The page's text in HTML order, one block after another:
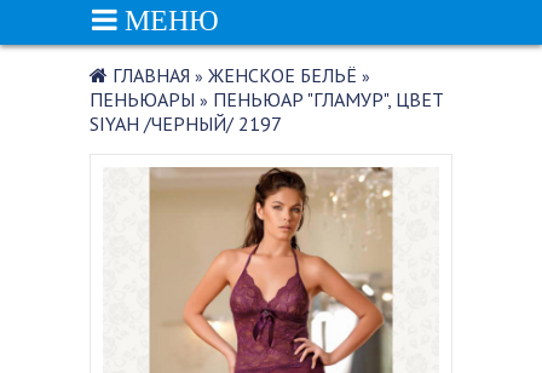
МЕНЮ
ГЛАВНАЯ » ЖЕНСКОЕ БЕЛЬЁ »
ПЕНЬЮАРЫ » ПЕНЬЮАР "ГЛАМУР", ЦВЕТ
SIYAH /ЧЕРНЫЙ/ 2197